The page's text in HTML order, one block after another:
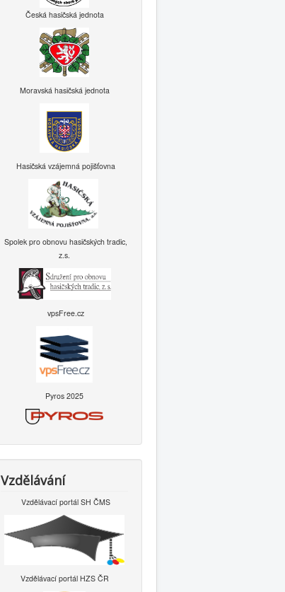
Česká hasičská jednota
Moravská hasičská jednota
Hasičská vzájemná pojišťovna
Spolek pro obnovu hasičských tradic,
z.s.
vpsFree.cz
Pyros 2025
Vzdělávání
Vzdělávací portál SH ČMS
Vzdělávací portál HZS ČR